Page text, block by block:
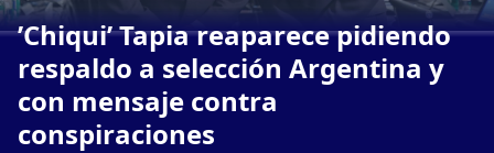
’Chiqui’ Tapia reaparece pidiendo
respaldo a selección Argentina y
con mensaje contra
conspiraciones